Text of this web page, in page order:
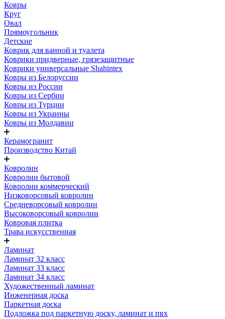
Ковры
Круг
Овал
Прямоугольник
Детские
Коврик для ванной и туалета
Коврики придверные, грязезащитные
Коврики универсальные Shahintex
Ковры из Белоруссии
Ковры из России
Ковры из Сербии
Ковры из Турции
Ковры из Украины
Ковры из Молдавии
Керамогранит
Производство Китай
Ковролин
Ковролин бытовой
Ковролин коммерческий
Низковорсовый ковролин
Средневорсовый ковролин
Высоковорсовый ковролин
Ковровая плитка
Трава искусственная
Ламинат
Ламинат 32 класс
Ламинат 33 класс
Ламинат 34 класс
Художественный ламинат
Инженерная доска
Паркетная доска
Подложка под паркетную доску, ламинат и пвх